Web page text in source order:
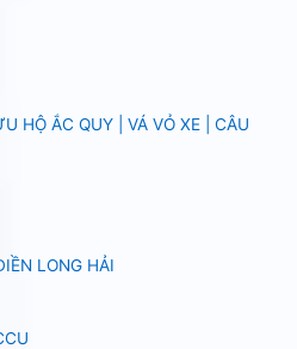
HỘ ẮC QUY | VÁ VỎ XE | CÂU
LONG HẢI